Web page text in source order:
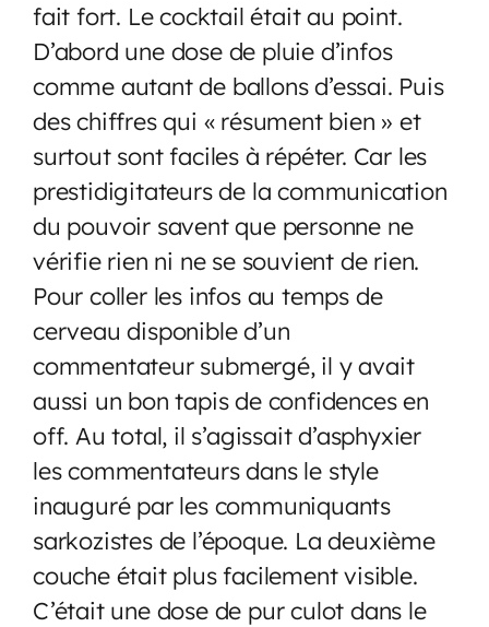
fait fort. Le cocktail était au point.
D’abord une dose de pluie d’infos
comme autant de ballons d’essai. Puis
des chiffres qui « résument bien » et
surtout sont faciles à répéter. Car les
prestidigitateurs de la communication
du pouvoir savent que personne ne
vérifie rien ni ne se souvient de rien.
Pour coller les infos au temps de
cerveau disponible d’un
commentateur submergé, il y avait
aussi un bon tapis de confidences en
off. Au total, il s’agissait d’asphyxier
les commentateurs dans le style
inauguré par les communiquants
sarkozistes de l’époque. La deuxième
couche était plus facilement visible.
C’était une dose de pur culot dans le